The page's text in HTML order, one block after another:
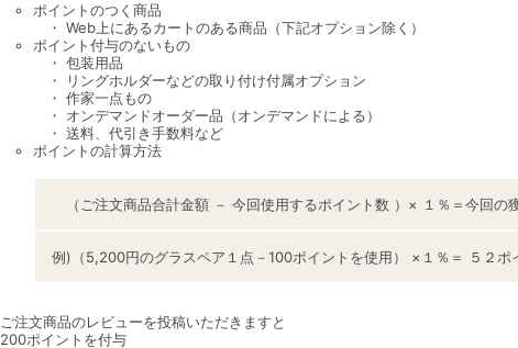
ポイントのつく商品
・ Web上にあるカートのある商品（下記オプション除く）
ポイント付与のないもの
・ 包装用品
・ リングホルダーなどの取り付け付属オプション
・ 作家一点もの
・ オンデマンドオーダー品（オンデマンドによる）
・ 送料、代引き手数料など
ポイントの計算方法
（ご注文商品合計金額 － 今回使用するポイント数 ）× １％＝今回の
例)（5,200円のグラスペア１点－100ポイントを使用） ×１％＝ ５２ポ
ご注文商品のレビューを投稿いただきますと
200ポイントを付与